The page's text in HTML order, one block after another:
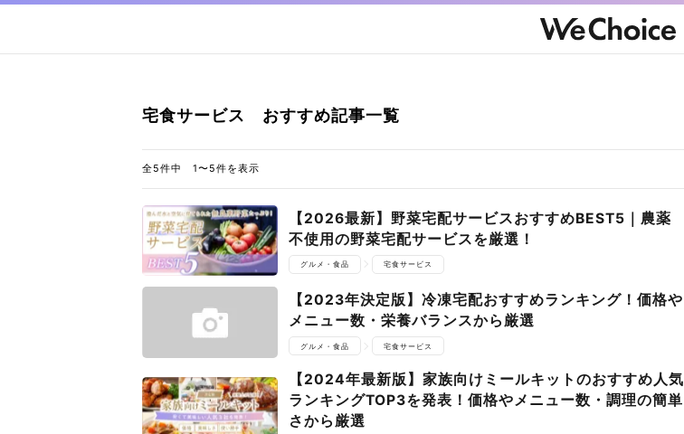
宅食サービス おすすめ記事一覧
全5件中 1〜5件を表示
【2026最新】野菜宅配サービスおすすめBEST5｜農薬
不使用の野菜宅配サービスを厳選！
グルメ・食品 宅食サービス
【2023年決定版】冷凍宅配おすすめランキング！価格や
メニュー数・栄養バランスから厳選
グルメ・食品 宅食サービス
【2024年最新版】家族向けミールキットのおすすめ人気
ランキングTOP3を発表！価格やメニュー数・調理の簡単
さから厳選